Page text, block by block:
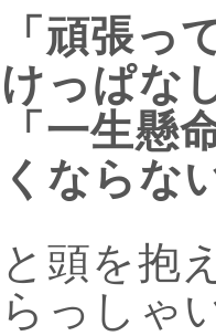
「頑張っ
けっぱな
「一生懸
くならな
と頭を抱
らっしゃ